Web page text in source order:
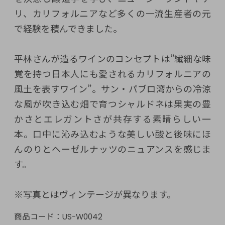
リ、カリフォルニアなど多くの一流生産者の元
で経験を積んできました。
平林さんが造るワインのコンセプトは”繊細な味
覚を持つ日本人にも愛されるカリフォルニアの
風土を表すワイン”。サン・パブロ湾からの冷涼
な風が吹き込む畑で育つシャルドネは果実の豊
かさとエレガントさが共存する素晴らしい一
本。口中に沁み込むような美しい酸と後味にほ
んのりとヘーゼルナッツのニュアンスを感じま
す。
※写真とはヴィンテージが異なります。
商品コード： US-W0042